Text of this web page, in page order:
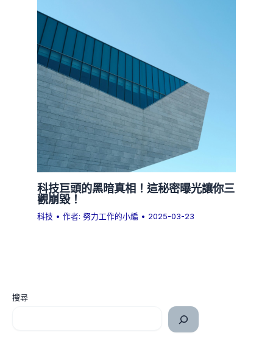
科技巨頭的黑暗真相！這秘密曝光讓你三
觀崩毀！
科技 • 作者:努力工作的小編 • 2025-03-23
搜尋